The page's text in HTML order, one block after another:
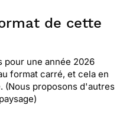
de cette
pour une année 2026
format carré, et cela en
(Nous proposons d'autres